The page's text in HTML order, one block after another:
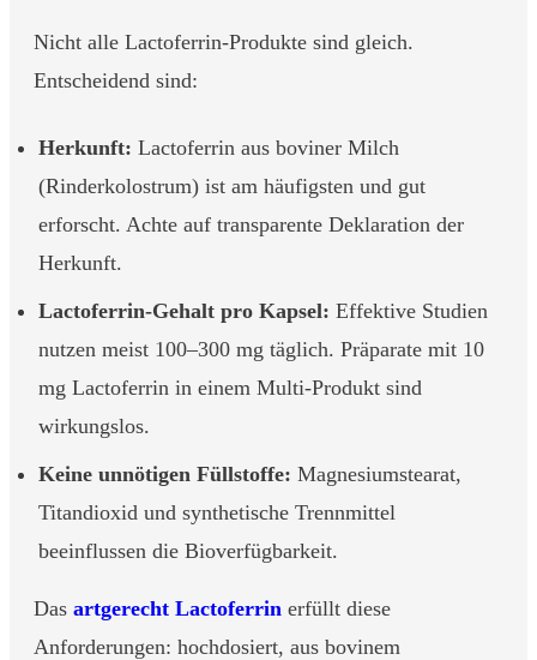
Nicht alle Lactoferrin-Produkte sind gleich.
Entscheidend sind:
Herkunft: Lactoferrin aus boviner Milch
(Rinderkolostrum) ist am häufigsten und gut
erforscht. Achte auf transparente Deklaration der
Herkunft.
Lactoferrin-Gehalt pro Kapsel: Effektive Studien
nutzen meist 100–300 mg täglich. Präparate mit 10
mg Lactoferrin in einem Multi-Produkt sind
wirkungslos.
Keine unnötigen Füllstoffe: Magnesiumstearat,
Titandioxid und synthetische Trennmittel
beeinflussen die Bioverfügbarkeit.
Das artgerecht Lactoferrin erfüllt diese
Anforderungen: hochdosiert, aus bovinem